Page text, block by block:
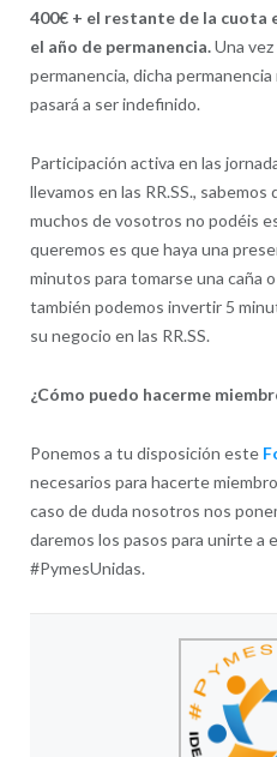
400€ + el restante de la cuota
el año de permanencia.Una vez
permanencia, dicha
pasará a ser indefinido.
Participación activa en las
llevamos en las RR.SS.,
muchos de vosotros no podéis
queremos es que haya una
minutos para tomarse una caña
también podemos invertir 5
su negocio en las RR.SS.
¿Cómo puedo hacerme
Ponemos a tu disposición este
necesarios para hacerte
caso de duda nosotros nos
daremos los pasos para unirte a
#PymesUnidas.